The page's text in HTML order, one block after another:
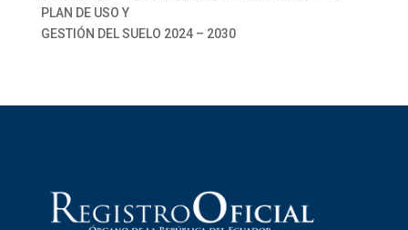
PLAN DE USO Y
GESTIÓN DEL SUELO 2024 – 2030